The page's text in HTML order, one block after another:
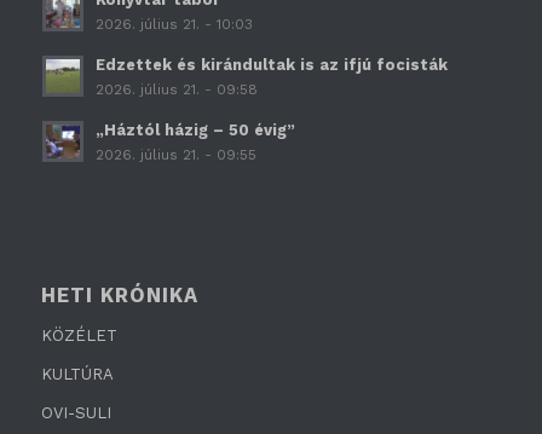
2026. július 21. - 10:03
Edzettek és kirándultak is az ifjú focisták
2026. július 21. - 09:58
„Háztól házig – 50 évig”
2026. július 21. - 09:55
HETI KRÓNIKA
KÖZÉLET
KULTÚRA
OVI-SULI